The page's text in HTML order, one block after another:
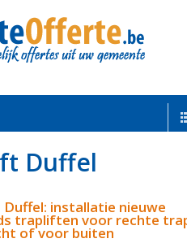
Duffel
installatie nieuwe
trapliften voor rechte
of voor buiten